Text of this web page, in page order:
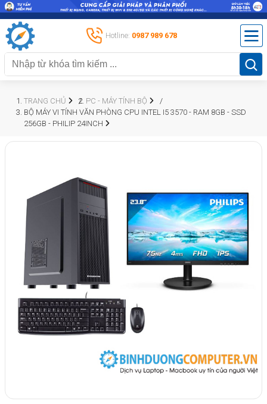
Hotline: 0987 989 678
TRANG CHỦ
PC - MÁY TÍNH BỘ
BỘ MÁY VI TÍNH VĂN PHÒNG CPU INTEL I5 3570 - RAM 8GB - SSD
256GB - PHILIP 24INCH